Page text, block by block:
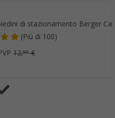
di stazionamento Berger
(Più di 100)
12,99€